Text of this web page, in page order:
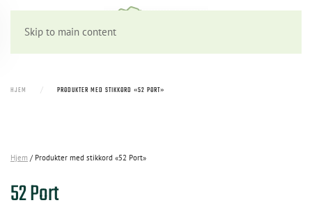
Skip to main content
HJEM PRODUKTER MED STIKKORD «52 PORT»
Hjem / Produkter med stikkord «52 Port»
52 Port